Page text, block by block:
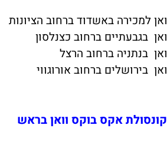
למכירה באשדוד ברחוב הציונות
בגבעתיים ברחוב כצנלסון
בנתניה ברחוב הרצל
בירושלים ברחוב אורוגווי
אקס בוקס וואן בראש